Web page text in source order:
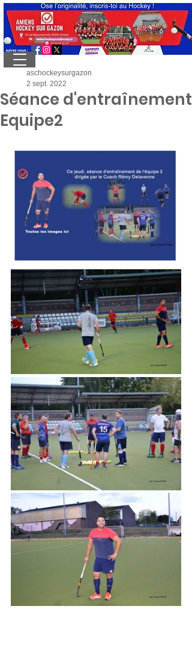
Séance d'entraînement
Equipe2
aschockeysurgazon
2 sept. 2022